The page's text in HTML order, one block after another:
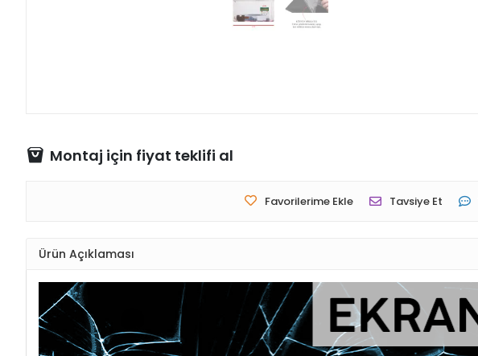
Montaj için fiyat teklifi al
Favorilerime Ekle Tavsiye Et
Ürün Açıklaması